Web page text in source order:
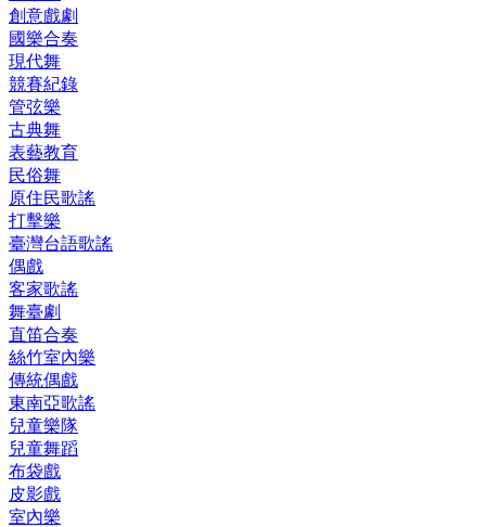
創意戲劇
國樂合奏
現代舞
競賽紀錄
管弦樂
古典舞
表藝教育
民俗舞
原住民歌謠
打擊樂
臺灣台語歌謠
偶戲
客家歌謠
舞臺劇
直笛合奏
絲竹室內樂
傳統偶戲
東南亞歌謠
兒童樂隊
兒童舞蹈
布袋戲
皮影戲
室內樂